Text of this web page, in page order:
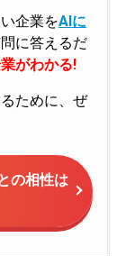
企業をAIに
に答えるだ
がわかる!
ために、ぜ
の相性は